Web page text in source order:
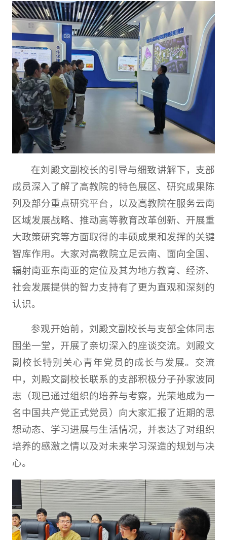
在刘殿文副校长的引导与细致讲解下，支部
成员深入了解了高教院的特色展区、研究成果陈
列及部分重点研究平台，以及高教院在服务云南
区域发展战略、推动高等教育改革创新、开展重
大政策研究等方面取得的丰硕成果和发挥的关键
智库作用。大家对高教院立足云南、面向全国、
辐射南亚东南亚的定位及其为地方教育、经济、
社会发展提供的智力支持有了更为直观和深刻的
认识。
参观开始前，刘殿文副校长与支部全体同志
围坐一堂，开展了亲切深入的座谈交流。刘殿文
副校长特别关心青年党员的成长与发展。交流
中，刘殿文副校长联系的支部积极分子孙家波同
志（现已通过组织的培养与考察，光荣地成为一
名中国共产党正式党员）向大家汇报了近期的思
想动态、学习进展与生活情况，并表达了对组织
培养的感激之情以及对未来学习深造的规划与决
心。